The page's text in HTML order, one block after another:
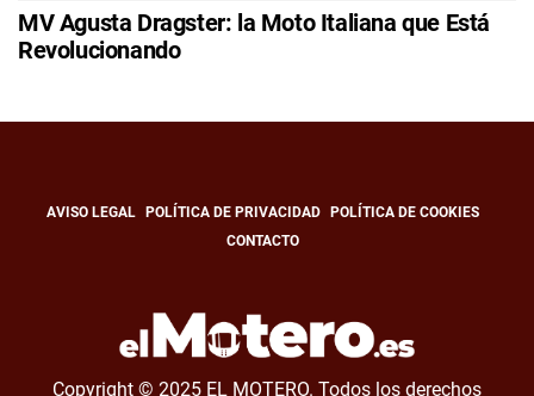
MV Agusta Dragster: la Moto Italiana que Está
Revolucionando
AVISO LEGAL POLÍTICA DE PRIVACIDAD
POLÍTICA DE COOKIES
CONTACTO
Copyright © 2025 EL MOTERO. Todos los derechos